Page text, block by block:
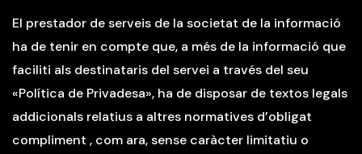
El prestador de serveis de la societat de la informació
ha de tenir en compte que, a més de la informació que
faciliti als destinataris del servei a través del seu
«Política de Privadesa», ha de disposar de textos legals
addicionals relatius a altres normatives d’obligat
compliment , com ara, sense caràcter limitatiu o